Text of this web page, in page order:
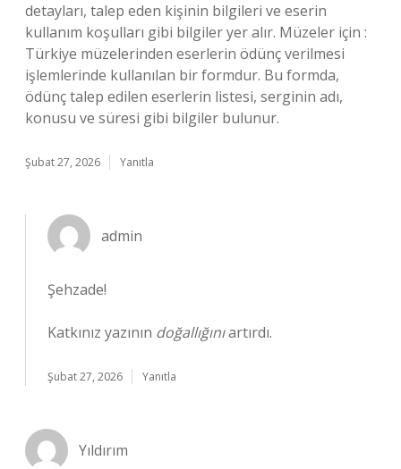
detayları, talep eden kişinin bilgileri ve eserin
kullanım koşulları gibi bilgiler yer alır. Müzeler için :
Türkiye müzelerinden eserlerin ödünç verilmesi
işlemlerinde kullanılan bir formdur. Bu formda,
ödünç talep edilen eserlerin listesi, serginin adı,
konusu ve süresi gibi bilgiler bulunur.
Şubat 27, 2026 Yanıtla
admin
Şehzade!
Katkınız yazının doğallığınıartırdı.
Şubat 27, 2026 Yanıtla
Yıldırım